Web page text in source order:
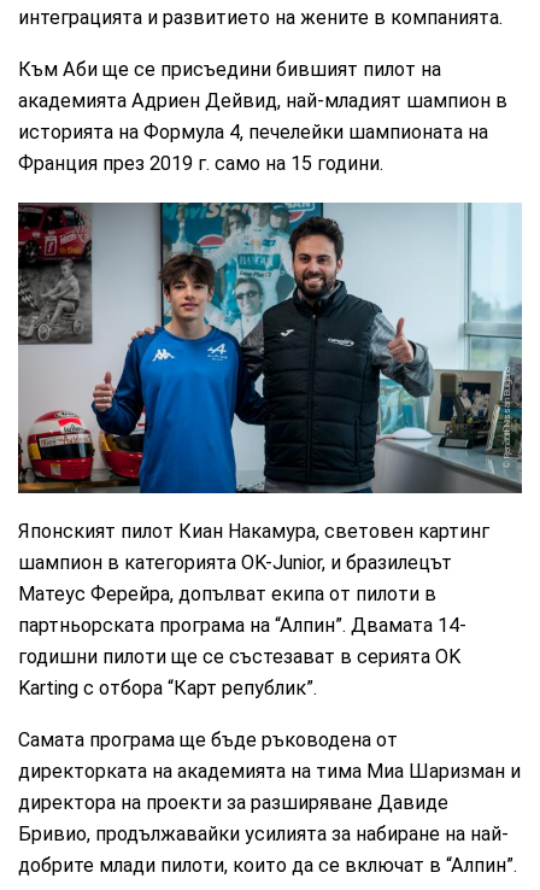
интеграцията и развитието на жените в компанията.
Към Аби ще се присъедини бившият пилот на
академията Адриен Дейвид, най-младият шампион в
историята на Формула 4, печелейки шампионата на
Франция през 2019 г. само на 15 години.
Renault Nissan Bulgaria
Японският пилот Киан Накамура, световен картинг
шампион в категорията OK-Junior, и бразилецът
Матеус Ферейра, допълват екипа от пилоти в
партньорската програма на “Алпин”. Двамата 14-
годишни пилоти ще се състезават в серията OK
Karting с отбора “Карт републик”.
Самата програма ще бъде ръководена от
директорката на академията на тима Миа Шаризман и
директора на проекти за разширяване Давиде
Бривио, продължавайки усилията за набиране на най-
добрите млади пилоти, които да се включат в “Алпин”.